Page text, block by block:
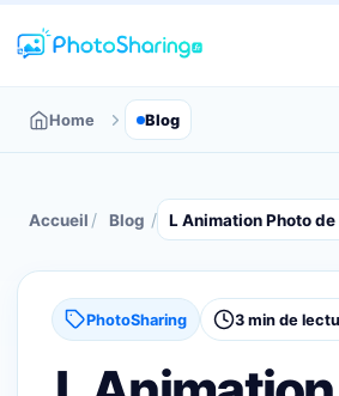
Home Blog
Accueil / Blog / L Animation Photo
PhotoSharing 3 min de